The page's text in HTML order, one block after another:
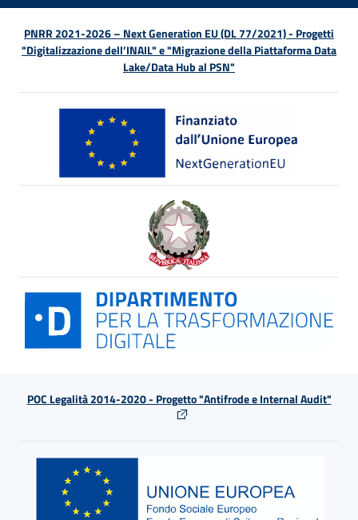
PNRR 2021-2026 – Next Generation EU (DL 77/2021) - Progetti
"Digitalizzazione dell’INAIL" e "Migrazione della Piattaforma Data
Lake/Data Hub al PSN"
POC Legalità 2014-2020 - Progetto "Antifrode e Internal Audit"